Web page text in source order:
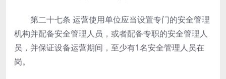
第二十七条 运营使用单位应当设置专门的安全管理
机构并配备安全管理人员，或者配备专职的安全管理人
员，并保证设备运营期间，至少有1名安全管理人员在
岗。